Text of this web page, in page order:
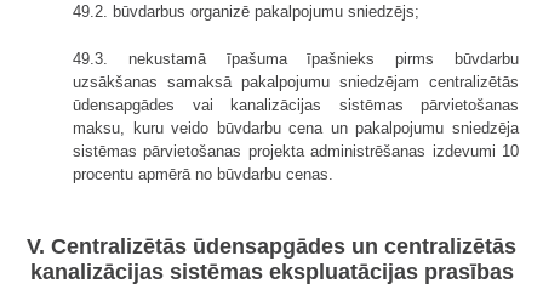
49.2. būvdarbus organizē pakalpojumu sniedzējs;
49.3. nekustamā īpašuma īpašnieks pirms būvdarbu
uzsākšanas samaksā pakalpojumu sniedzējam centralizētās
ūdensapgādes vai kanalizācijas sistēmas pārvietošanas
maksu, kuru veido būvdarbu cena un pakalpojumu sniedzēja
sistēmas pārvietošanas projekta administrēšanas izdevumi 10
procentu apmērā no būvdarbu cenas.
V. Centralizētās ūdensapgādes un centralizētās
kanalizācijas sistēmas ekspluatācijas prasības